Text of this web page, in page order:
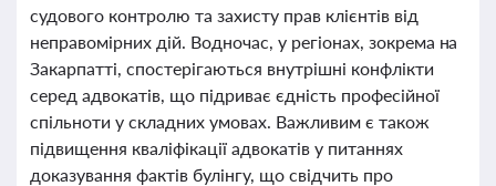
судового контролю та захисту прав клієнтів від
неправомірних дій. Водночас, у регіонах, зокрема на
Закарпатті, спостерігаються внутрішні конфлікти
серед адвокатів, що підриває єдність професійної
спільноти у складних умовах. Важливим є також
підвищення кваліфікації адвокатів у питаннях
доказування фактів булінгу, що свідчить про